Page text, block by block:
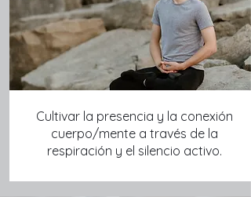
Cultivar la presencia y la conexión
cuerpo/mente a través de la
respiración y el silencio activo.